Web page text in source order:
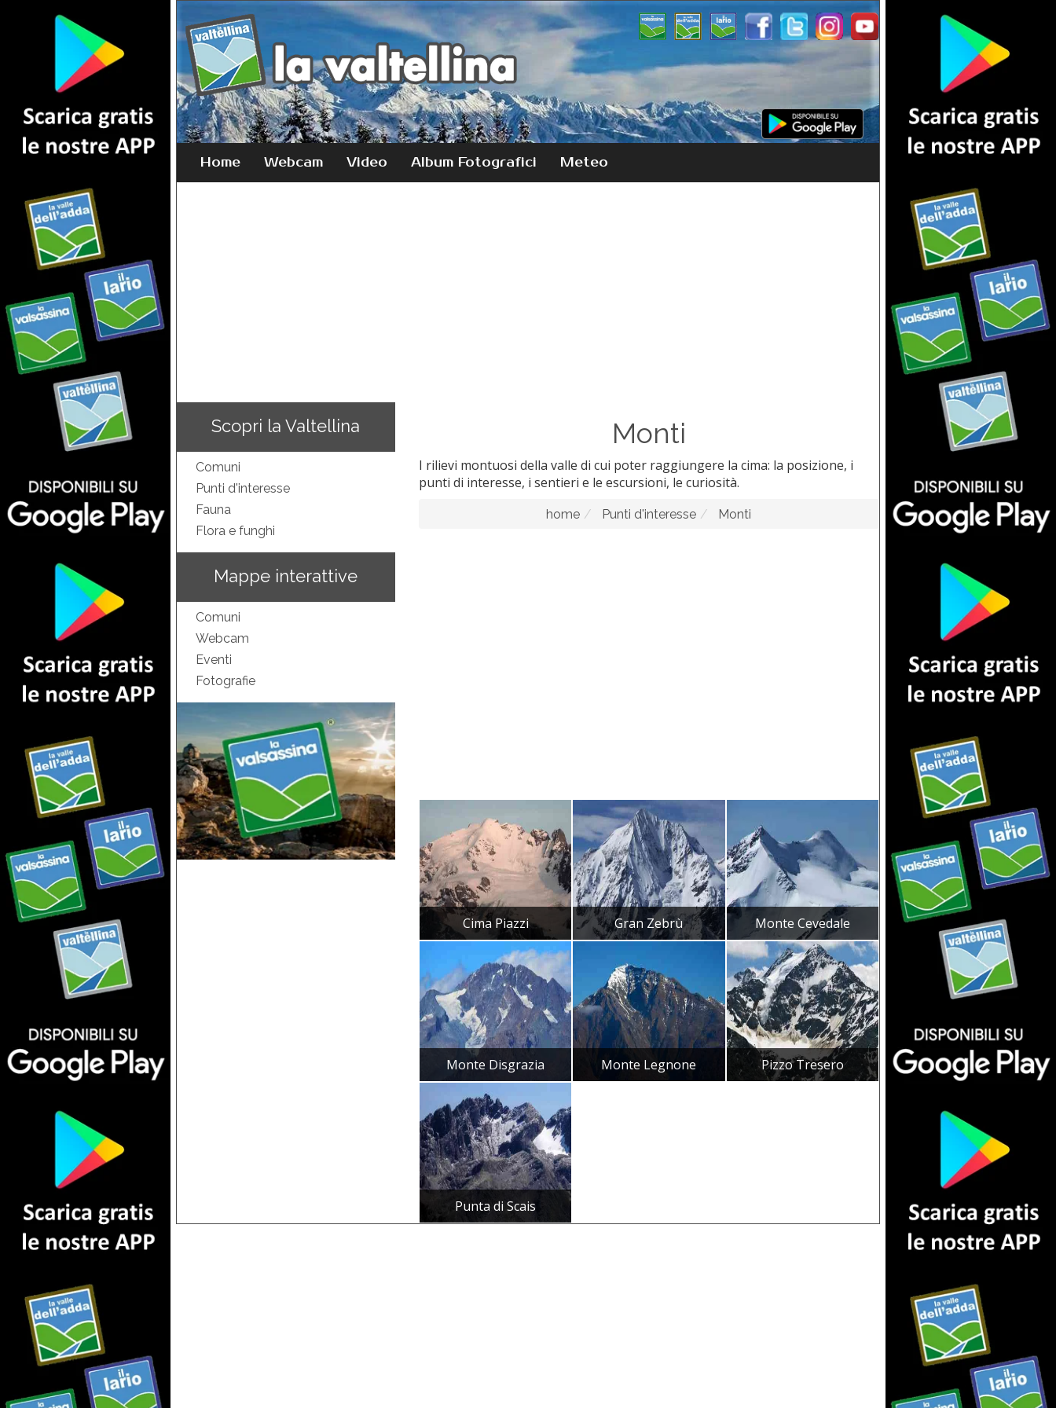
Home Webcam Video Album Fotografici Meteo
Scopri la Valtellina
Comuni
Punti d'interesse
Fauna
Flora e funghi
Mappe interattive
Comuni
Webcam
Eventi
Fotografie
Monti
I rilievi montuosi della valle di cui poter raggiungere la cima: la posizione, i
punti di interesse, i sentieri e le escursioni, le curiosità.
home Punti d'interesse Monti
Cima Piazzi Gran Zebrù Monte Cevedale
Monte Disgrazia Monte Legnone Pizzo Tresero
Punta di Scais